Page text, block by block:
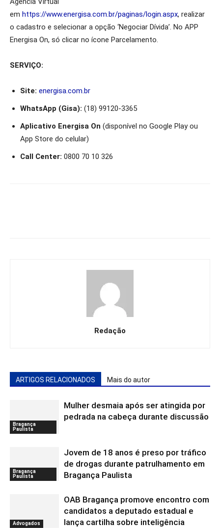
em https://www.energisa.com.br/paginas/login.aspx, realizar
o cadastro e selecionar a opção ‘Negociar Dívida’. No APP
Energisa On, só clicar no ícone Parcelamento.
SERVIÇO:
Site: energisa.com.br
WhatsApp (Gisa): (18) 99120-3365
Aplicativo Energisa On (disponível no Google Play ou
App Store do celular)
Call Center: 0800 70 10 326
Redação
ARTIGOS RELACIONADOS Mais do autor
Bragança
Paulista
Mulher desmaia após ser atingida por
pedrada na cabeça durante discussão
Bragança
Paulista
Jovem de 18 anos é preso por tráfico
de drogas durante patrulhamento em
Bragança Paulista
Advogados
OAB Bragança promove encontro com
candidatos a deputado estadual e
lança cartilha sobre inteligência